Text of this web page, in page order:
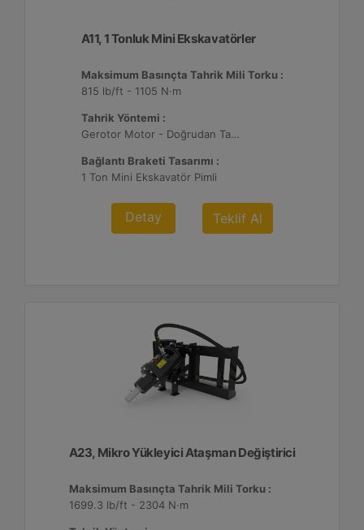
A11, 1 Tonluk Mini Ekskavatörler
Maksimum Basınçta Tahrik Mili Torku :
815 lb/ft - 1105 N·m
Tahrik Yöntemi :
Gerotor Motor - Doğrudan Tahrik
Bağlantı Braketi Tasarımı :
1 Ton Mini Ekskavatör Pimli
Detay Teklif Al
A23, Mikro Yükleyici Ataşman Değiştirici
Maksimum Basınçta Tahrik Mili Torku :
1699.3 lb/ft - 2304 N·m